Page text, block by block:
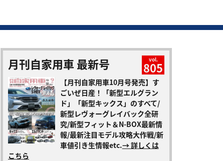
月刊自家用車 最新号 vol.
805
【月刊自家用車10月号発売】す
ごいぜ日産！「新型エルグラン
ド」「新型キックス」のすべて/
新型レヴォーグレイバック全研
究/新型フィット＆N-BOX最新情
報/最新注目モデル攻略大作戦/新
車値引き生情報etc.→ 詳しくは
こちら